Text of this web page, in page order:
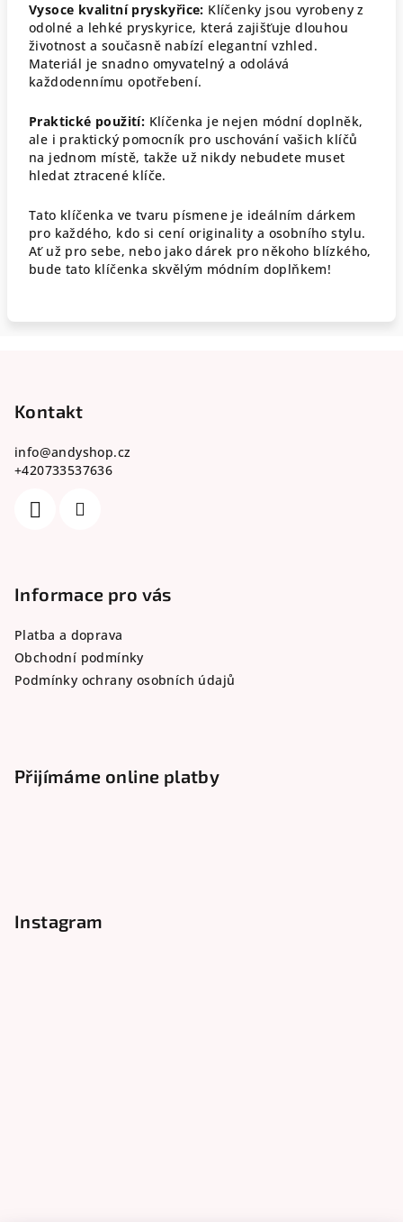
Vysoce kvalitní pryskyřice: Klíčenky jsou vyrobeny z
odolné a lehké pryskyrice, která zajišťuje dlouhou
životnost a současně nabízí elegantní vzhled.
Materiál je snadno omyvatelný a odolává
každodennímu opotřebení.
Praktické použití: Klíčenka je nejen módní doplněk,
ale i praktický pomocník pro uschování vašich klíčů
na jednom místě, takže už nikdy nebudete muset
hledat ztracené klíče.
Tato klíčenka ve tvaru písmene je ideálním dárkem
pro každého, kdo si cení originality a osobního stylu.
Ať už pro sebe, nebo jako dárek pro někoho blízkého,
bude tato klíčenka skvělým módním doplňkem!
Kontakt
info@andyshop.cz
+420733537636
Informace pro vás
Platba a doprava
Obchodní podmínky
Podmínky ochrany osobních údajů
Přijímáme online platby
Instagram